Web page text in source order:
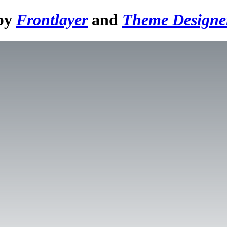
Frontlayerand Theme